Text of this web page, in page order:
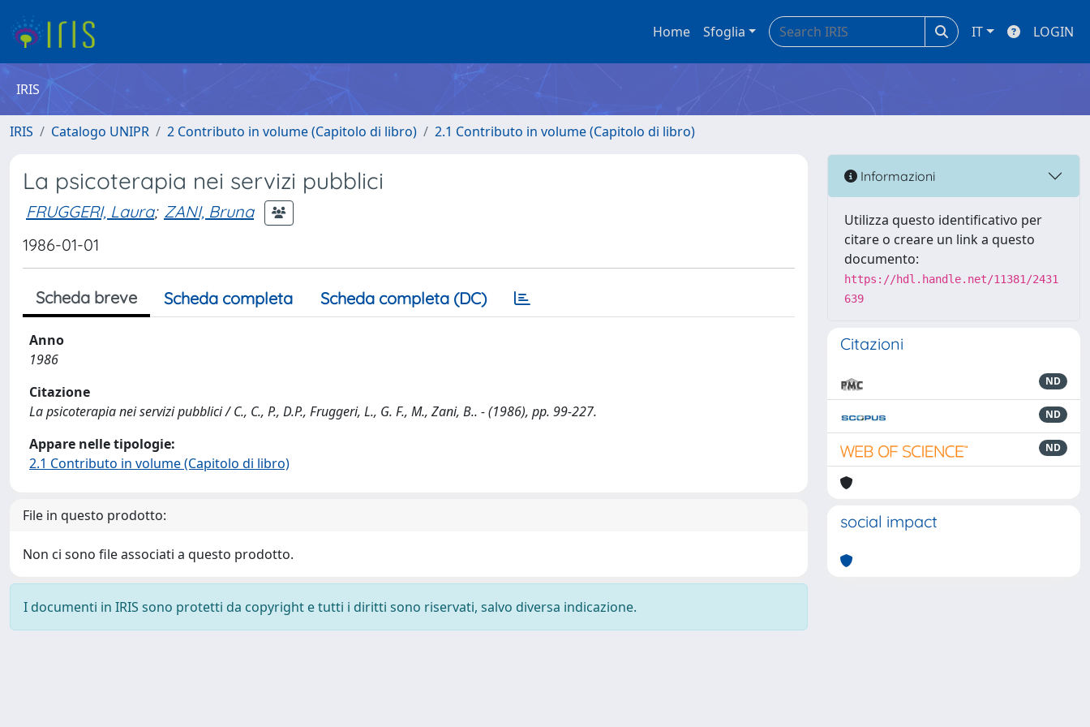
Home Sfoglia IT LOGIN
IRIS
IRIS Catalogo UNIPR 2 Contributo in volume (Capitolo di libro) 2.1 Contributo in volume (Capitolo di libro)
La psicoterapia nei servizi pubblici
FRUGGERI, Laura; ZANI, Bruna
1986-01-01
Scheda breve Scheda completa Scheda completa (DC)
Anno
1986
Citazione
La psicoterapia nei servizi pubblici / C., C., P., D.P., Fruggeri, L., G. F., M., Zani, B.. - (1986), pp. 99-227.
Appare nelle tipologie:
2.1 Contributo in volume (Capitolo di libro)
File in questo prodotto:
Non ci sono file associati a questo prodotto.
I documenti in IRIS sono protetti da copyright e tutti i diritti sono riservati, salvo diversa indicazione.
Informazioni
Utilizza questo identificativo per
citare o creare un link a questo
documento:
https://hdl.handle.net/11381/2431
639
Citazioni
ND
ND
ND
social impact